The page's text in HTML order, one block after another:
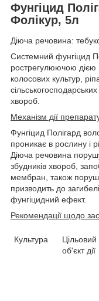
Фунгіцид
Фолікур, 5л
Діюча речовина:
Системний фунгіцид
рострегулюючою дією
колосових культур,
хвороб.
Механізм дії
Фунгіцид Полігард
проникає в рослину і
Діюча речовина
збудників хвороб,
мембран, також
призводить до
фунгіцидний ефект.
Рекомендації щодо
Культура
Цільовий
об'єкт дії